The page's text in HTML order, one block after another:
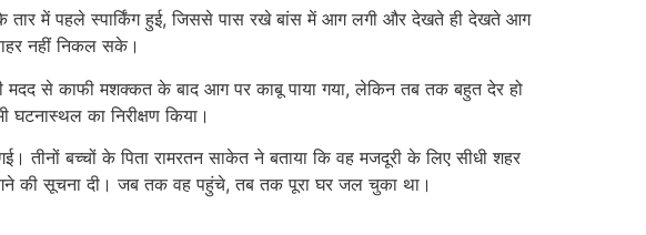
तार में पहले स्पार्किंग हुई, जिससे पास रखे बांस में आग लगी और देखते ही देखते आग
नहीं निकल सके।
मदद से काफी मशक्कत के बाद आग पर काबू पाया गया, लेकिन तब तक बहुत देर हो
का निरीक्षण किया।
तीनों बच्चों के पिता रामरतन साकेत ने बताया कि वह मजदूरी के लिए सीधी शहर
की सूचना दी। जब तक वह पहुंचे, तब तक पूरा घर जल चुका था।